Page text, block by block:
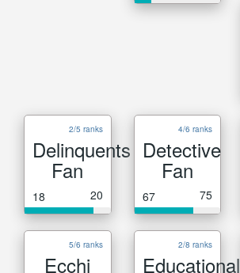
2/5 ranks
Delinquents
Fan
18 20
4/6 ranks
Detective
Fan
67 75
5/6 ranks
Ecchi
2/8 ranks
Educational